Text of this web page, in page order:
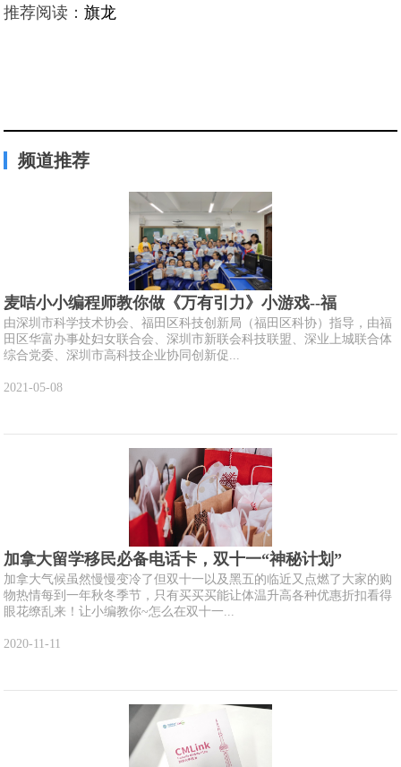
推荐阅读：旗龙
频道推荐
麦咭小小编程师教你做《万有引力》小游戏--福
由深圳市科学技术协会、福田区科技创新局（福田区科协）指导，由福
田区华富办事处妇女联合会、深圳市新联会科技联盟、深业上城联合体
综合党委、深圳市高科技企业协同创新促...
2021-05-08
加拿大留学移民必备电话卡，双十一“神秘计划”
加拿大气候虽然慢慢变冷了但双十一以及黑五的临近又点燃了大家的购
物热情每到一年秋冬季节，只有买买买能让体温升高各种优惠折扣看得
眼花缭乱来！让小编教你~怎么在双十一...
2020-11-11